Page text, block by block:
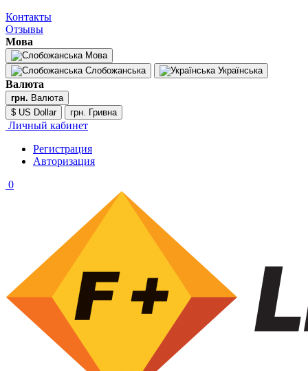
Контакты
Отзывы
Мова
Мова
Слобожанська
Українська
Валюта
грн. Валюта
$ US Dollar
грн. Гривна
Личный кабинет
Регистрация
Авторизация
0